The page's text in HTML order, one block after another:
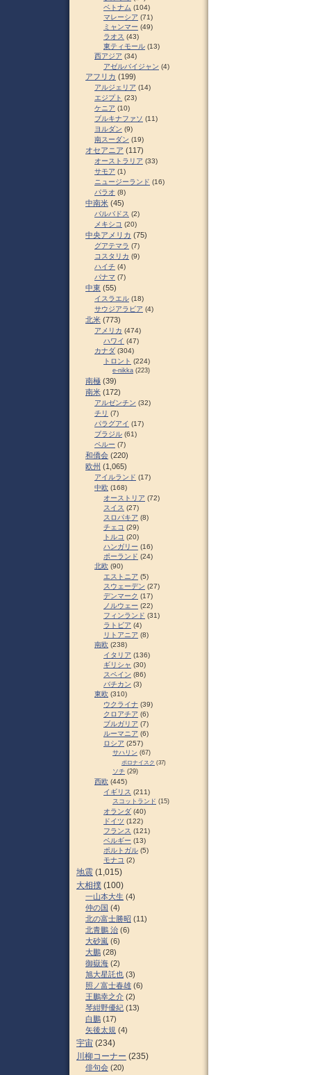
ベトナム (104)
マレーシア (71)
ミャンマー (49)
ラオス (43)
東ティモール (13)
西アジア (34)
アゼルバイジャン (4)
アフリカ (199)
アルジェリア (14)
エジプト (23)
ケニア (10)
ブルキナファソ (11)
ヨルダン (9)
南スーダン (19)
オセアニア (117)
オーストラリア (33)
サモア (1)
ニュージーランド (16)
パラオ (8)
中南米 (45)
バルバドス (2)
メキシコ (20)
中央アメリカ (75)
グアテマラ (7)
コスタリカ (9)
ハイチ (4)
パナマ (7)
中東 (55)
イスラエル (18)
サウジアラビア (4)
北米 (773)
アメリカ (474)
ハワイ (47)
カナダ (304)
トロント (224)
e-nikka (223)
南極 (39)
南米 (172)
アルゼンチン (32)
チリ (7)
パラグアイ (17)
ブラジル (61)
ペルー (7)
和僑会 (220)
欧州 (1,065)
アイルランド (17)
中欧 (168)
オーストリア (72)
スイス (27)
スロパキア (8)
チェコ (29)
トルコ (20)
ハンガリー (16)
ポーランド (24)
北欧 (90)
エストニア (5)
スウェーデン (27)
デンマーク (17)
ノルウェー (22)
フィンランド (31)
ラトビア (4)
リトアニア (8)
南欧 (238)
イタリア (136)
ギリシャ (30)
スペイン (86)
バチカン (3)
東欧 (310)
ウクライナ (39)
クロアチア (6)
ブルガリア (7)
ルーマニア (6)
ロシア (257)
サハリン (67)
ポロナイスク (37)
ソチ (29)
西欧 (445)
イギリス (211)
スコットランド (15)
オランダ (40)
ドイツ (122)
フランス (121)
ベルギー (13)
ポルトガル (5)
モナコ (2)
地震 (1,015)
大相撲 (100)
一山本大生 (4)
仲の国 (4)
北の富士勝昭 (11)
北青鵬 治 (6)
大砂嵐 (6)
大鵬 (28)
御嶽海 (2)
旭大星託也 (3)
照ノ富士春雄 (6)
王鵬幸之介 (2)
琴紺野優紀 (13)
白鵬 (17)
矢後太規 (4)
宇宙 (234)
川柳コーナー (235)
俳句会 (20)